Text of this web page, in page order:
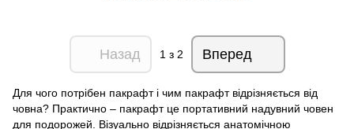
Назад 1 з 2 Вперед
Для чого потрібен пакрафт і чим пакрафт відрізняється від
човна? Практично – пакрафт це портативний надувний човен
для подорожей. Візуально відрізняється анатомічною